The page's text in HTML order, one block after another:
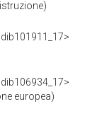
europea)